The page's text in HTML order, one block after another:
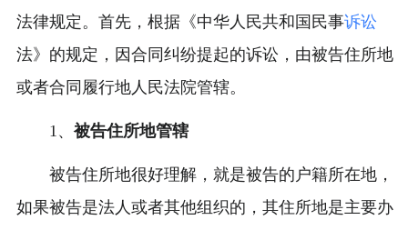
法律规定。首先，根据《中华人民共和国民事诉讼
法》的规定，因合同纠纷提起的诉讼，由被告住所地
或者合同履行地人民法院管辖。
1、 被告住所地管辖
被告住所地很好理解，就是被告的户籍所在地，
如果被告是法人或者其他组织的，其住所地是主要办